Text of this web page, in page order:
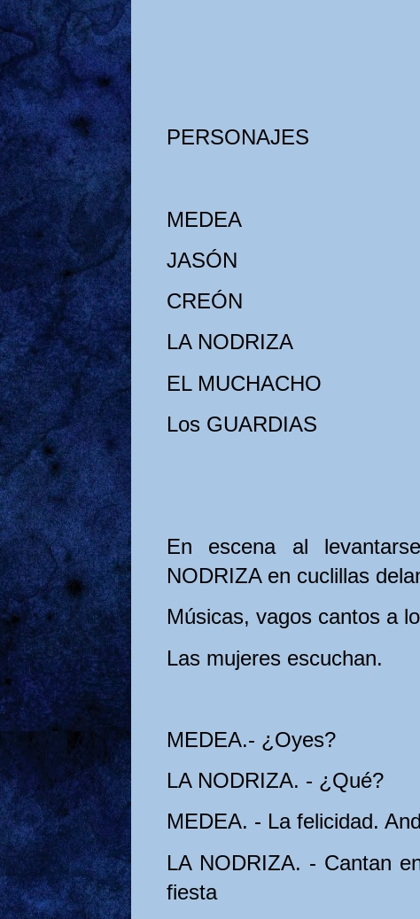
PERSONAJES
MEDEA
JASÓN
CREÓN
LA NODRIZA
EL MUCHACHO
Los GUARDIAS
En escena al
NODRIZA en cuclillas
Músicas, vagos cantos a
Las mujeres escuchan.
MEDEA.- ¿Oyes?
LA NODRIZA. - ¿Qué?
MEDEA. - La felicidad.
LA NODRIZA. - Cantan
fiesta